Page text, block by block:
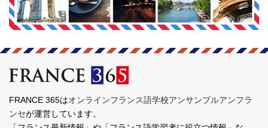
FRANCE 365はオンラインフランス語学校アンサンブルアンフラ
ンセが運営しています。